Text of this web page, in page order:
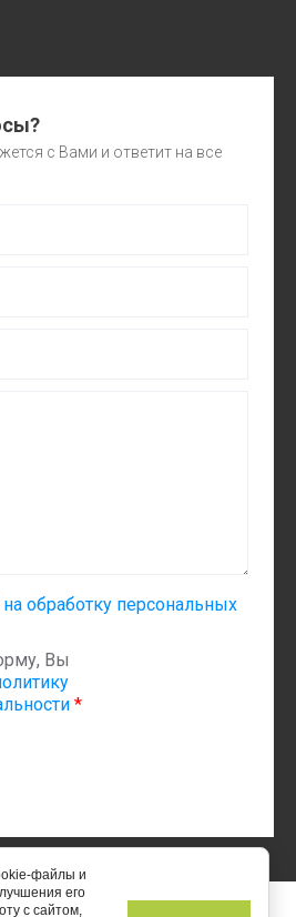
с Вами и ответит на все
на обработку персональных
Вы
*
файлы и
его
с сайтом,